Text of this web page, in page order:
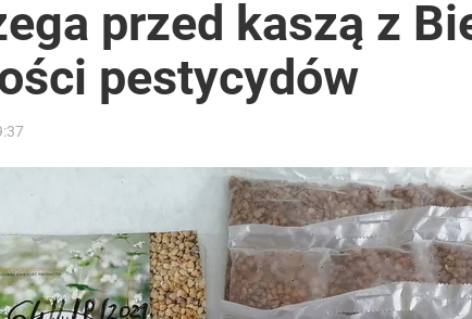
przed kaszą z
pestycydów